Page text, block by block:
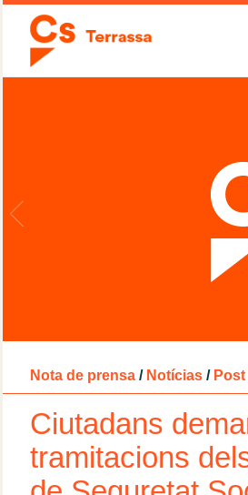
Nota de prensa / Notícias /
Ciutadans
tramitacions